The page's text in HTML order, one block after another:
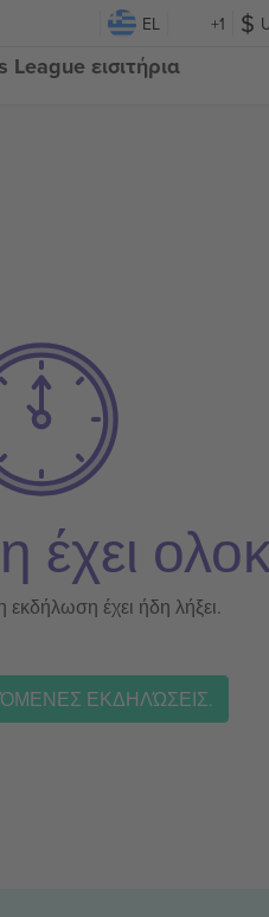
EL +1
εισιτήρια
έχει ήδη λήξει.
ΕΚΔΗΛΏΣΕΙΣ.